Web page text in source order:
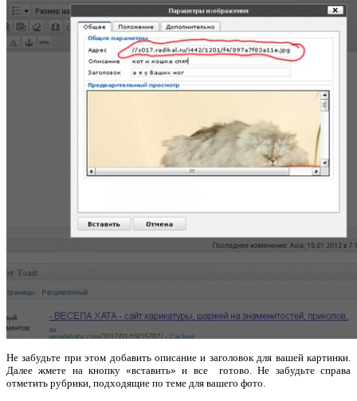
Не забудьте при этом добавить описание и заголовок для вашей картинки.
Далее жмете на кнопку «вставить» и все готово. Не забудьте справа
отметить рубрики, подходящие по теме для вашего фото.